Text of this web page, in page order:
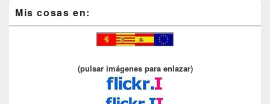
Mis cosas en:
(pulsar imágenes para enlazar)